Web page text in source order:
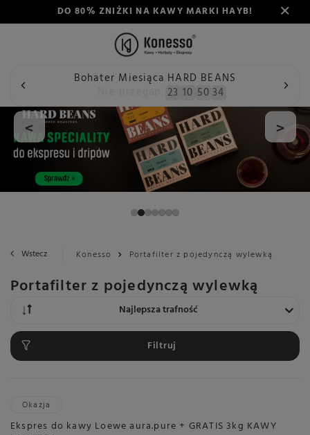
DO 80% ZNIŻKI NA KAWY MARKI HAYB!
Bohater Miesiąca HARD BEANS
23 10 50 33
< >
Wstecz Konesso Portafilter z pojedynczą wylewką
Portafilter z pojedynczą wylewką
Zmień sortowanie
Najlepsza trafność
Filtruj
Okazja
Ekspres do kawy Loewe aura.pure + GRATIS 3kg KAWY